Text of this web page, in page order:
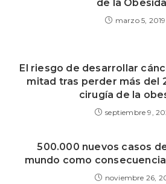
de la
marzo 5, 2019
El riesgo de desarrollar
mitad tras perder más del
cirugía de la
septiembre 9,
500.000 nuevos casos
mundo como
noviembre 26,